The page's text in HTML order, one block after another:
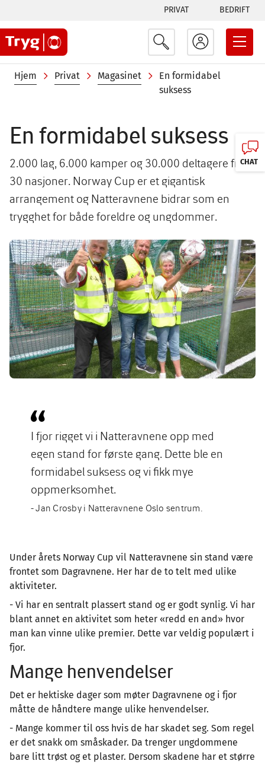
hovedinnhold
Tabs
menu
PRIVAT BEDRIFT
Navigasjonssti
Hjem Privat Magasinet
En formidabel
suksess
Image
En formidabel suksess
2.000 lag, 6.000 kamper og 30.000 deltagere fra
30 nasjoner. Norway Cup er et gigantisk
arrangement og Natteravnene bidrar som en
trygghet for både foreldre og ungdommer.
I fjor rigget vi i Natteravnene opp med
egen stand for første gang. Dette ble en
formidabel suksess og vi fikk mye
oppmerksomhet.
- Jan Crosby i Natteravnene Oslo sentrum.
Under årets Norway Cup vil Natteravnene sin stand være
frontet som Dagravnene. Her har de to telt med ulike
aktiviteter.
- Vi har en sentralt plassert stand og er godt synlig. Vi har
blant annet en aktivitet som heter «redd en and» hvor
man kan vinne ulike premier. Dette var veldig populært i
fjor.
Mange henvendelser
Det er hektiske dager som møter Dagravnene og i fjor
måtte de håndtere mange ulike henvendelser.
- Mange kommer til oss hvis de har skadet seg. Som regel
er det snakk om småskader. Da trenger ungdommene
bare litt trøst og et plaster. Dersom skadene har et større
CHAT